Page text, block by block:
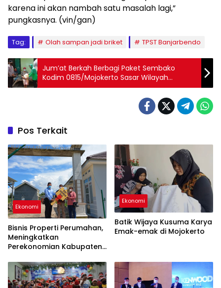
karena ini akan nambah satu masalah lagi,”
pungkasnya. (vin/gan)
Tag: Olah sampan jadi briket TPST Banjarbendo
Jum’at Berkah Berbagi Paket Sembako
Kodim 0815/Mojokerto Sasar Wilayah
Pungging
Pos Terkait
Ekonomi
Bisnis Properti Perumahan,
Meningkatkan
Perekonomian Kabupaten
Ekonomi
Batik Wijaya Kusuma Karya
Emak-emak di Mojokerto